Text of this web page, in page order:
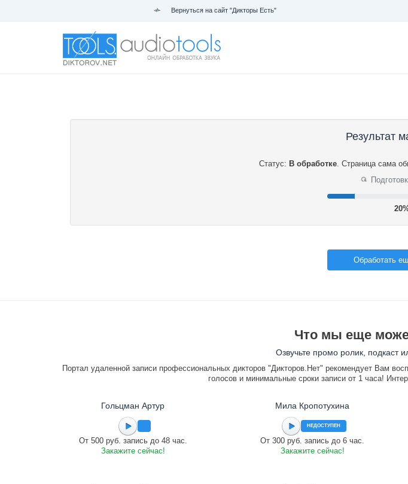
Вернуться на сайт "Дикторы Есть"
Результат
Статус: В обработке. Страница сама
⟳
Обработать
Что мы еще
Озвучьте промо ролик, подкаст
Портал удаленной записи профессиональных дикторов "Дикторов.Нет" рекомендует Вам
голосов и минимальные сроки записи от 1 часа!
Гольцман Артур
От 500 руб. запись до 48 час.
Закажите сейчас!
Мила Кропотухина
НЕДОСТУПЕН
От 300 руб. запись до 6 час.
Закажите сейчас!